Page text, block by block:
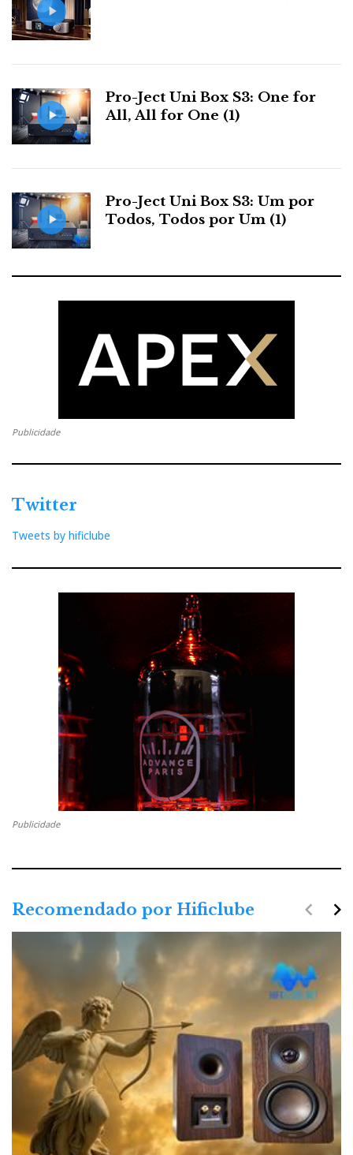
Pro-Ject Uni Box S3: One for
All, All for One (1)
Pro-Ject Uni Box S3: Um por
Todos, Todos por Um (1)
Publicidade
Twitter
Tweets by hificlube
Publicidade
Recomendado por Hificlube navigate_next
navigate_before